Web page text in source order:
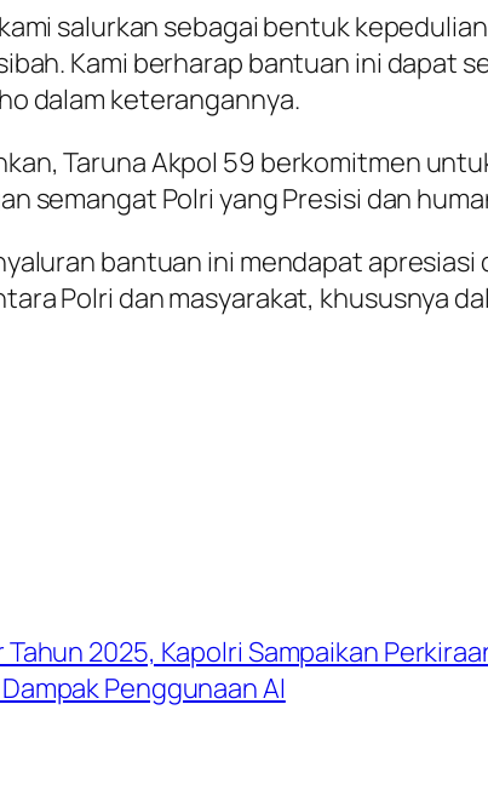
salurkan sebagai bentuk
Kami berharap bantuan ini dapat
dalam keterangannya.
Taruna Akpol 59 berkomitmen
semangat Polri yang Presisi dan
bantuan ini mendapat
Polri dan masyarakat, khususnya
Tahun 2025, Kapolri Sampaikan
Penggunaan AI